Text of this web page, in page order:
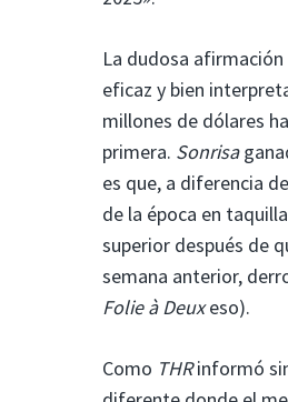
La dudosa
eficaz y bien
millones de dólares
primera. Sonrisa
es que, a diferencia
de la época en
superior después de
semana anterior,
Folie à Deuxeso).
Como THRinformó